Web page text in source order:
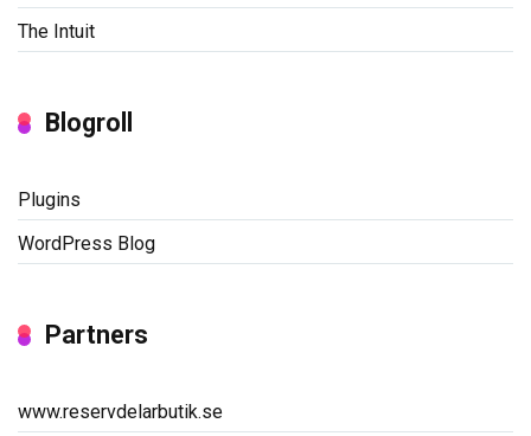
The Intuit
Blogroll
Plugins
WordPress Blog
Partners
www.reservdelarbutik.se